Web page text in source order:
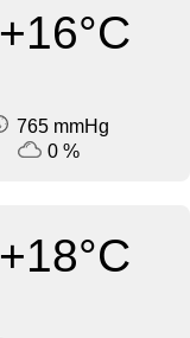
+16°C
765 mmHg
0 %
+18°C